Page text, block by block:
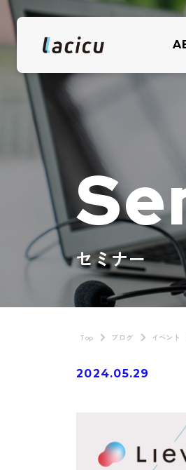
株式会社Lacicu
セミナー
Top ブログ イベント
2024.05.29